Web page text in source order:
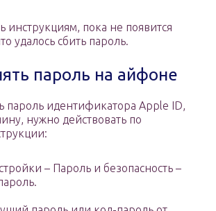
инструкциям, пока не появится
удалось сбить пароль.
пароль на айфоне
пароль идентификатора Apple ID,
нужно действовать по
– Пароль и безопасность –